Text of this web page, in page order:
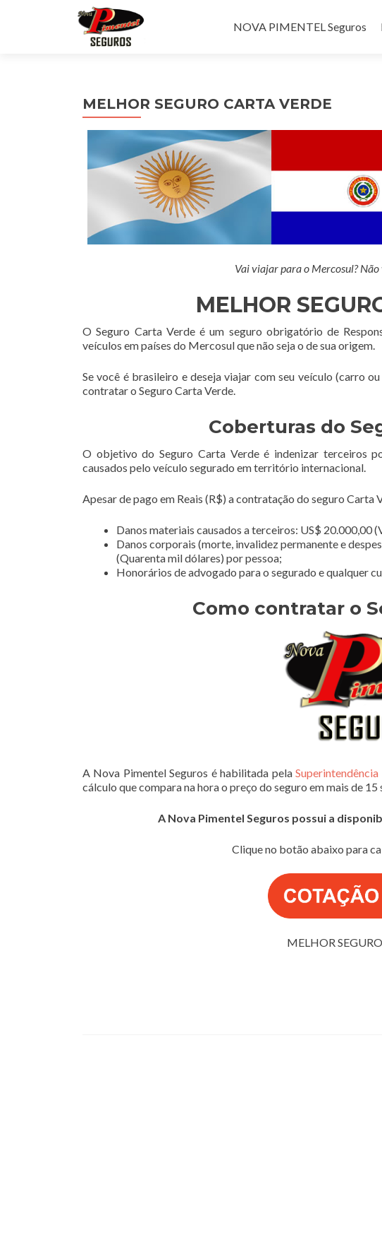
NOVA PIMENTEL Seguros
MELHOR SEGURO CARTA VERDE
Vai viajar para o Mercosul? Não
MELHOR
O Seguro Carta Verde é um seguro obrigatório de
veículos em países do Mercosul que não seja o de sua origem.
Se você é brasileiro e deseja viajar com seu veículo (carro
contratar o Seguro Carta Verde.
Coberturas do
O objetivo do Seguro Carta Verde é indenizar terceiros
causados pelo veículo segurado em território internacional.
Apesar de pago em Reais (R$) a contratação do seguro
Danos materiais causados a terceiros: US$ 20.000,00
Danos corporais (morte, invalidez permanente e
(Quarenta mil dólares) por pessoa;
Honorários de advogado para o segurado e qualquer
Como contratar o
A Nova Pimentel Seguros é habilitada pelaSuperintendência
cálculo que compara na hora o preço do seguro em mais de 15
A Nova Pimentel Seguros possui a
Clique no botão abaixo para
MELHOR